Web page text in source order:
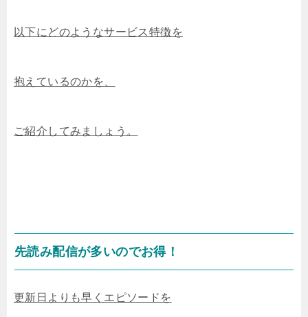
以下にどのようなサービス特徴を
抱えてい るのかを、
ご紹介してみましょう。
先読み配信が多いのでお得！
更新日よりも早くエピソードを